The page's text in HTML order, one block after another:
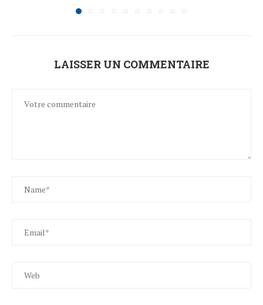
LAISSER UN COMMENTAIRE